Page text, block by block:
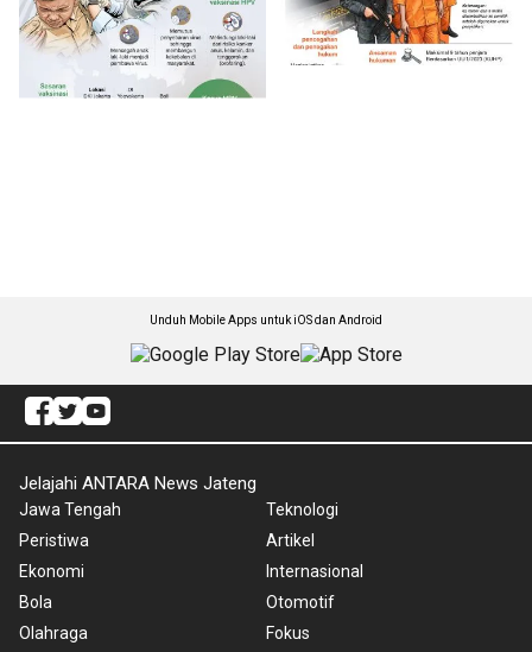
Unduh Mobile Apps untuk iOS dan Android
Jelajahi ANTARA News Jateng
Jawa Tengah
Peristiwa
Ekonomi
Bola
Olahraga
Teknologi
Artikel
Internasional
Otomotif
Fokus